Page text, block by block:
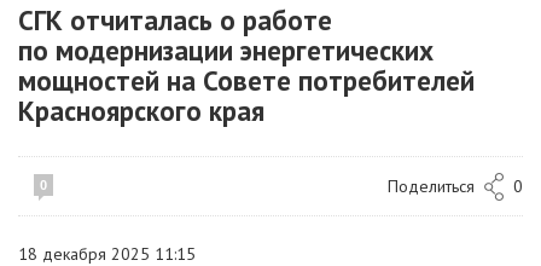
СГК отчиталась о работе
по модернизации энергетических
мощностей на Совете потребителей
Красноярского края
0 Поделиться 0
18 декабря 2025 11:15